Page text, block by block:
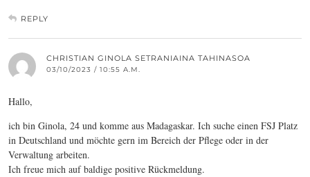
REPLY
CHRISTIAN GINOLA SETRANIAINA TAHINASOA
03/10/2023 / 10:55 A.M.
Hallo,
ich bin Ginola, 24 und komme aus Madagaskar. Ich suche einen FSJ Platz
in Deutschland und möchte gern im Bereich der Pflege oder in der
Verwaltung arbeiten.
Ich freue mich auf baldige positive Rückmeldung.